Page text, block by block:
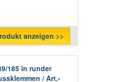
anzeigen >>
185 in runder
/ Art.-